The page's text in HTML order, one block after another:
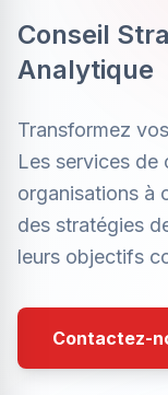
Conseil
Analytique
Transformez
Les services de
organisations à
des stratégies
leurs objectifs
Contactez-